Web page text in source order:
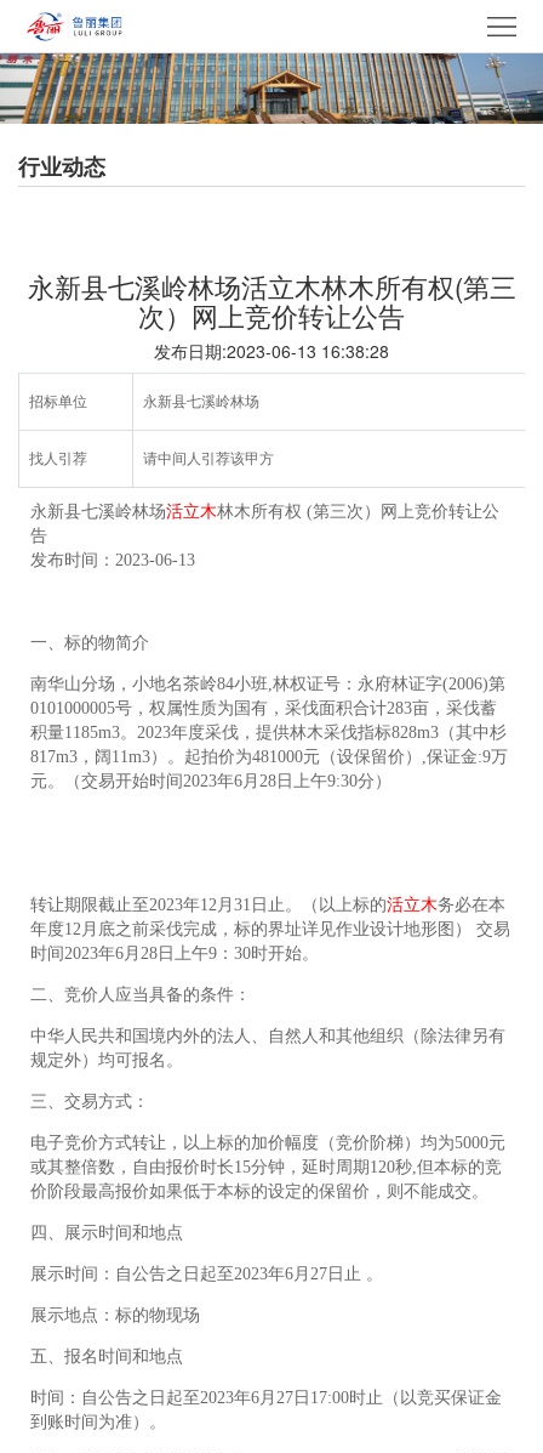
站
页
走
鲁
品
集
行业动态
永新县七溪岭林场活立木林木所有权(第三
次）网上竞价转让公告
发布日期:2023-06-13 16:38:28
招标单位 永新县七溪岭林场
找人引荐 请中间人引荐该甲方
永新县七溪岭林场活立木林木所有权 (第三次）网上竞价转让公
告
发布时间：2023-06-13
一、标的物简介
南华山分场，小地名茶岭84小班,林权证号：永府林证字(2006)第
0101000005号，权属性质为国有，采伐面积合计283亩，采伐蓄
积量1185m3。2023年度采伐，提供林木采伐指标828m3（其中杉
817m3，阔11m3）。起拍价为481000元（设保留价）,保证金:9万
元。（交易开始时间2023年6月28日上午9:30分）
转让期限截止至2023年12月31日止。（以上标的活立木务必在本
年度12月底之前采伐完成，标的界址详见作业设计地形图） 交易
时间2023年6月28日上午9：30时开始。
二、竞价人应当具备的条件：
中华人民共和国境内外的法人、自然人和其他组织（除法律另有
规定外）均可报名。
三、交易方式：
电子竞价方式转让，以上标的加价幅度（竞价阶梯）均为5000元
或其整倍数，自由报价时长15分钟，延时周期120秒,但本标的竞
价阶段最高报价如果低于本标的设定的保留价，则不能成交。
四、展示时间和地点
展示时间：自公告之日起至2023年6月27日止 。
展示地点：标的物现场
五、报名时间和地点
时间：自公告之日起至2023年6月27日17:00时止（以竞买保证金
到账时间为准）。